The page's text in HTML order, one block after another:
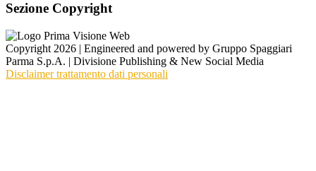
Sezione Copyright
Copyright 2026 | Engineered and powered by Gruppo Spaggiari
Parma S.p.A. | Divisione Publishing & New Social Media
Disclaimer trattamento dati personali